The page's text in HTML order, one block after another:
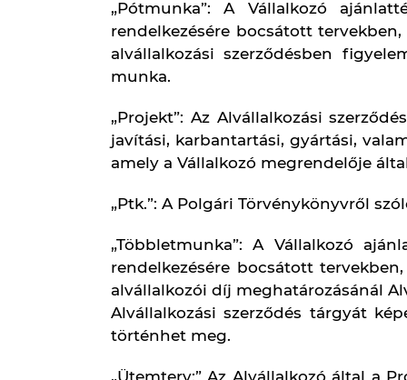
2.3.A jelen ÁAF-ben
érvényes, ha a felek erről
követő 5 munkanapon
magatartástól való
2.5.Amennyiben az
2.6.A szerződéses
3. A szerződés tárgya
3.1.A Vállalkozó gépészeti,
tevékenységekkel